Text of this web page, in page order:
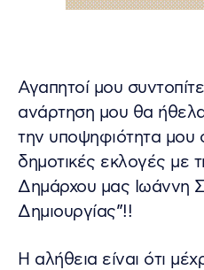
Αγαπητοί μου
ανάρτηση μου θα
την υποψηφιότητα μου
δημοτικές εκλογές με
Δημάρχου μας Ιωάννη
Δημιουργίας”!!
Η αλήθεια είναι ότι